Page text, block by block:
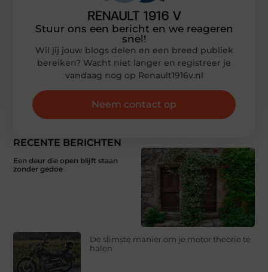
RECENTE BERICHTEN
Een deur die open blijft staan
zonder gedoe
De slimste manier om je motor theorie te
halen
Stuur ons een bericht en we reageren
snel!
Wil jij jouw blogs delen en een breed publiek
bereiken? Wacht niet langer en registreer je
vandaag nog op Renault1916v.nl
Neem contact op